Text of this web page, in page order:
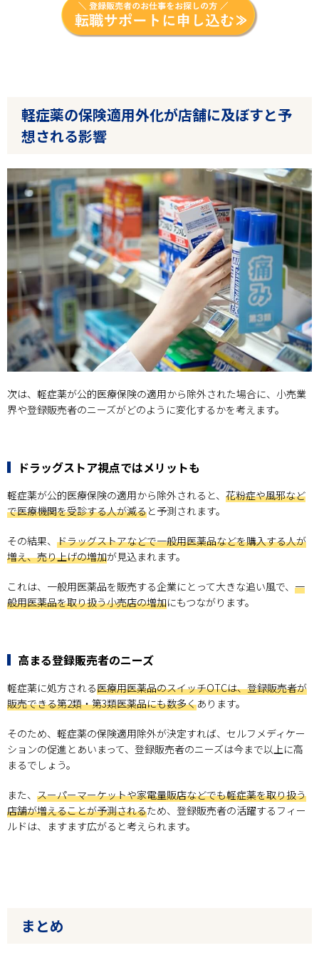
軽症薬の保険適用外化が店舗に及ぼすと予
想される影響
次は、軽症薬が公的医療保険の適用から除外された場合に、小売業
界や登録販売者のニーズがどのように変化するかを考えます。
ドラッグストア視点ではメリットも
軽症薬が公的医療保険の適用から除外されると、 花粉症や風邪など
で医療機関を受診する人が減ると予測されます。
その結果、 ドラッグストアなどで一般用医薬品などを購入する人が
増え、売り上げの増加が見込まれます。
これは、一般用医薬品を販売する企業にとって大きな追い風で、 一
般用医薬品を取り扱う小売店の増加にもつながります。
高まる登録販売者のニーズ
軽症薬に処方される医療用医薬品のスイッチOTCは、登録販売者が
販売できる第2類・第3類医薬品にも数多くあります。
そのため、軽症薬の保険適用除外が決定すれば、セルフメディケー
ションの促進とあいまって、登録販売者のニーズは今まで以上に高
まるでしょう。
また、 スーパーマーケットや家電量販店などでも軽症薬を取り扱う
店舗が増えることが予測されるため、登録販売者の活躍するフィー
ルドは、ますます広がると考えられます。
まとめ